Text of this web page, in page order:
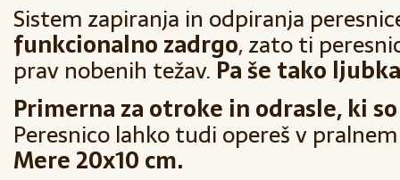
Sistem zapiranja in odpiranja
funkcionalno zadrgo, zato ti
prav nobenih težav. Pa še tako
Primerna za otroke in odrasle, ki
Peresnico lahko tudi opereš v
Mere 20x10 cm.